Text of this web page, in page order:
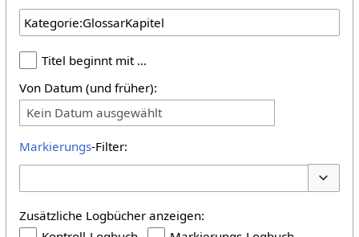
Titel beginnt mit …
Von Datum (und früher):
Kein Datum ausgewählt
Markierungs-Filter:
Zusätzliche Logbücher anzeigen: